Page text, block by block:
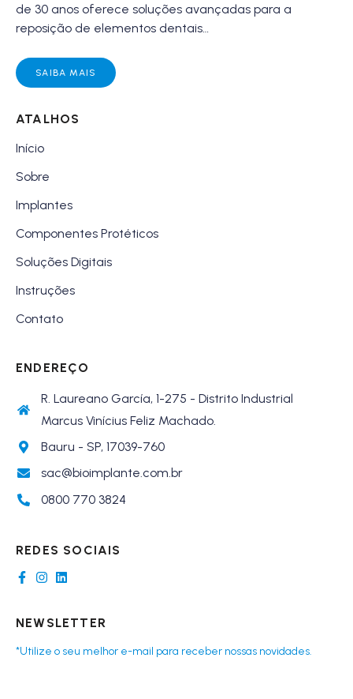
de 30 anos oferece soluções avançadas para a
reposição de elementos dentais…
SAIBA MAIS
ATALHOS
Início
Sobre
Implantes
Componentes Protéticos
Soluções Digitais
Instruções
Contato
ENDEREÇO
R. Laureano García, 1-275 - Distrito Industrial
Marcus Vinícius Feliz Machado.
Bauru - SP, 17039-760
sac@bioimplante.com.br
0800 770 3824
REDES SOCIAIS
NEWSLETTER
*Utilize o seu melhor e-mail para receber nossas novidades.